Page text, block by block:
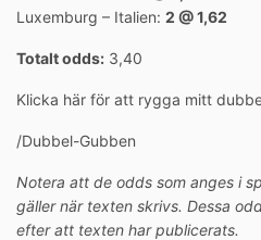
Luxemburg – Italien: 2 @ 1,62
Totalt odds: 3,40
Klicka här för att rygga mitt
/Dubbel-Gubben
Notera att de odds som anges i
gäller när texten skrivs. Dessa
efter att texten har publicerats.